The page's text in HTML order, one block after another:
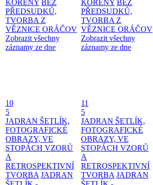
KOŘENY BEZ
PŘEDSUDKŮ,
TVORBA Z
VĚZNICE ORÁČOV
Zobrazit všechny
záznamy ze dne
KOŘENY BEZ
PŘEDSUDKŮ,
TVORBA Z
VĚZNICE ORÁČOV
Zobrazit všechny
záznamy ze dne
10
5
JADRAN ŠETLÍK,
FOTOGRAFICKÉ
OBRAZY, VE
STOPÁCH VZORŮ
A
RETROSPEKTIVNÍ
TVORBA JADRAN
11
5
JADRAN ŠETLÍK,
FOTOGRAFICKÉ
OBRAZY, VE
STOPÁCH VZORŮ
A
RETROSPEKTIVNÍ
TVORBA JADRAN